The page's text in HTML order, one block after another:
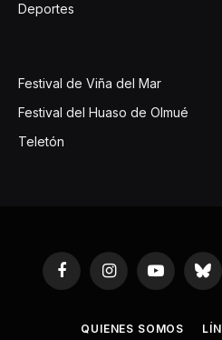
Deportes
Festival de Viña del Mar
Festival del Huaso de Olmué
Teletón
FacebookInstagramYouTube
QUIENES SOMOS